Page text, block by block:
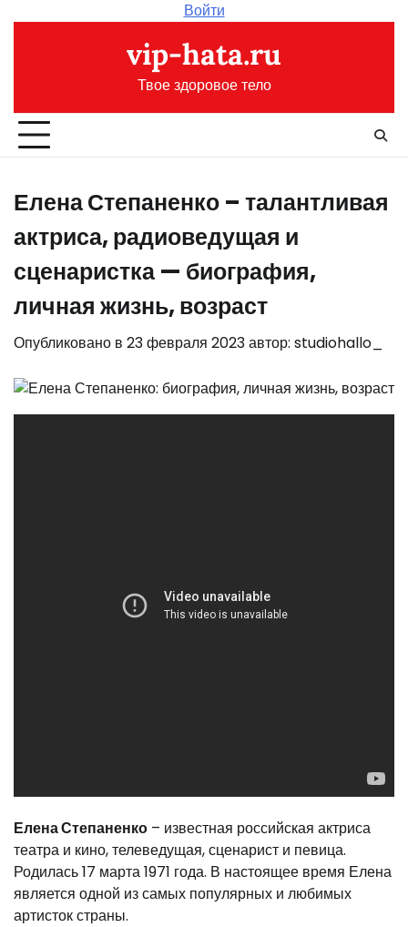
Войти
vip-hata.ru
Твое здоровое тело
Елена Степаненко – талантливая
актриса, радиоведущая и
сценаристка — биография,
личная жизнь, возраст
Опубликовано в 23 февраля 2023автор: studiohallo_
Елена Степаненко – известная российская актриса
театра и кино, телеведущая, сценарист и певица.
Родилась 17 марта 1971 года. В настоящее время Елена
является одной из самых популярных и любимых
артисток страны.